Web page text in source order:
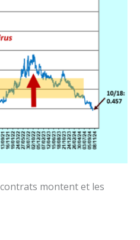
montent et les